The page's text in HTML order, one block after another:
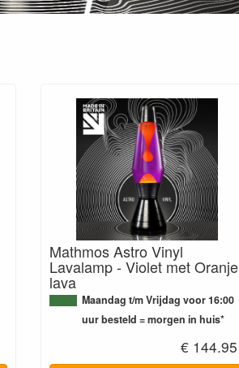
Mathmos Astro Vinyl
Lavalamp - Violet met Oranje
lava
Maandag t/m Vrijdag voor 16:00
uur besteld = morgen in huis*
€ 144.95